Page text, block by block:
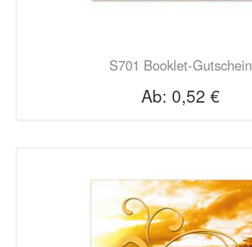
S701 Booklet-Gutschein
Ab: 0,52 €